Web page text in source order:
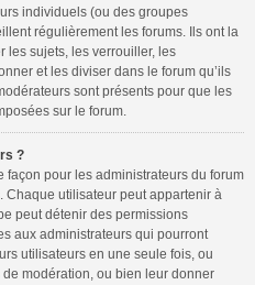
individuels (ou des groupes
régulièrement les forums. Ils ont la
les sujets, les verrouiller, les
et les diviser dans le forum qu’ils
sont présents pour que les
sur le forum.
?
façon pour les administrateurs du forum
utilisateur peut appartenir à
peut détenir des permissions
aux administrateurs qui pourront
utilisateurs en une seule fois, ou
modération, ou bien leur donner